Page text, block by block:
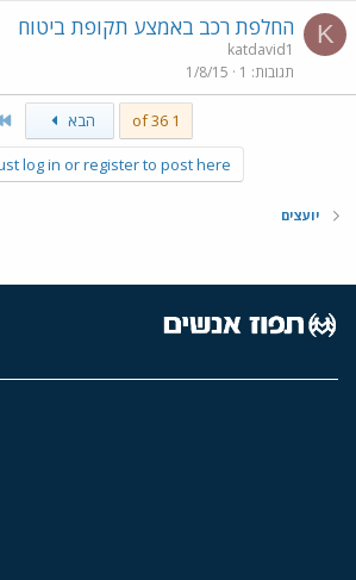
K החלפת רכב באמצע תקופת ביטוח
katdavid1
תגובות 1
1/8/15
1 of 36 הבא
log in or register to post here.
יועצים